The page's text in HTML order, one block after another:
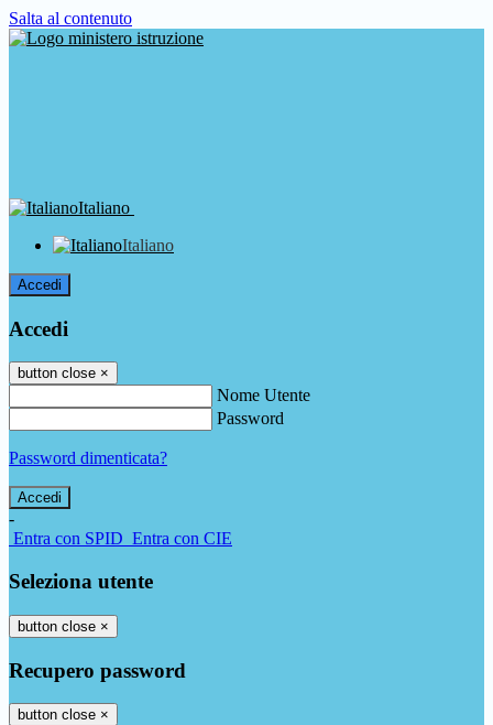
Salta al contenuto
Italiano
Italiano
Accedi
Accedi
button close ×
Nome Utente
Password
Password dimenticata?
-
Entra con SPID Entra con CIE
Seleziona utente
button close ×
Recupero password
button close ×